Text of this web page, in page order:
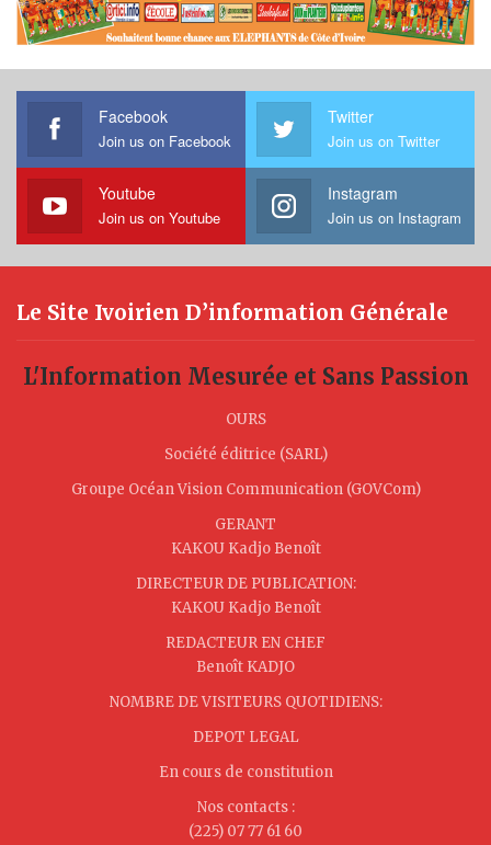
Facebook
Join us on Facebook
Twitter
Join us on Twitter
Youtube
Join us on Youtube
Instagram
Join us on Instagram
Le Site Ivoirien D’information Générale
L'Information Mesurée et Sans Passion
OURS
Société éditrice (SARL)
Groupe Océan Vision Communication (GOVCom)
GERANT
KAKOU Kadjo Benoît
DIRECTEUR DE PUBLICATION:
KAKOU Kadjo Benoît
REDACTEUR EN CHEF
Benoît KADJO
NOMBRE DE VISITEURS QUOTIDIENS:
DEPOT LEGAL
En cours de constitution
Nos contacts :
(225) 07 77 61 60